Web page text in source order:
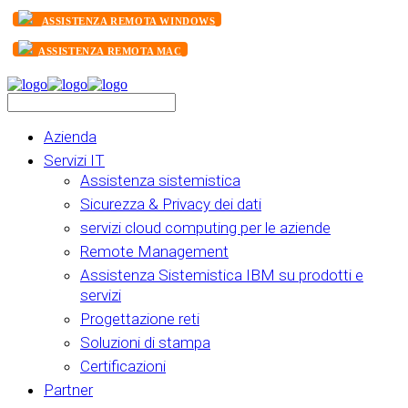
ASSISTENZA REMOTA WINDOWS
ASSISTENZA REMOTA MAC
Azienda
Servizi IT
Assistenza sistemistica
Sicurezza & Privacy dei dati
servizi cloud computing per le aziende
Remote Management
Assistenza Sistemistica IBM su prodotti e
servizi
Progettazione reti
Soluzioni di stampa
Certificazioni
Partner